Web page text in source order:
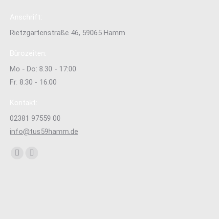
Rietzgartenstraße 46, 59065 Hamm
Mo - Do: 8.30 - 17:00
Fr: 8:30 - 16:00
02381 97559 00
info@tus59hamm.de
Finden Sie uns auf: